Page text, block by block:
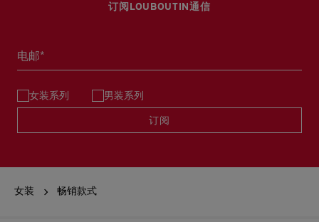
订阅LOUBOUTIN通信
电邮*
女装系列 男装系列
订阅
女装 畅销款式